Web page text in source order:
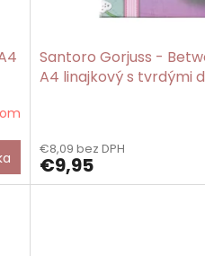
Santoro Gorjuss -
A4 linajkový s tvrdými
€8,09 bez DPH
€9,95